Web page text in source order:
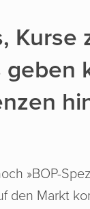
geben
»BOP-
den Markt